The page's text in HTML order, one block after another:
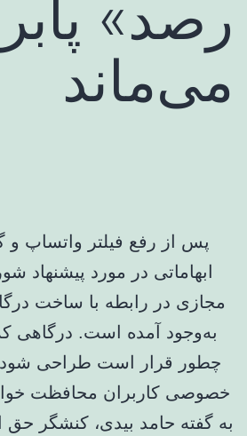
رصد»
می‌ماند
پس از رفع فیلتر واتساپ و
ابهاماتی در مورد پیشنهاد
مجازی در رابطه با ساخت
به‌وجود آمده است.
چطور قرار است طراحی شود
خصوصی کاربران محافظت
به گفته‌ حامد بیدی، کنشگر حق